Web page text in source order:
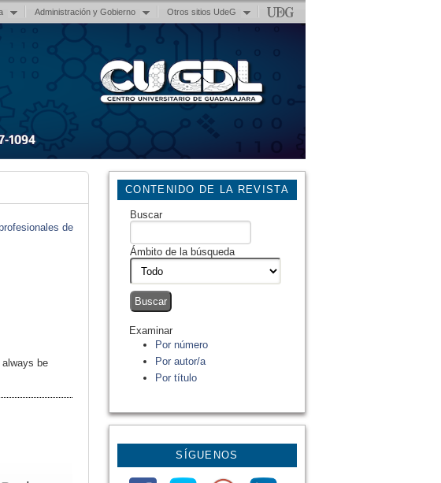
Administración y Gobierno Otros sitios UdeG
CONTENIDO DE LA REVISTA
Buscar
Ámbito de la búsqueda
Examinar
Por número
Por autor/a
Por título
SÍGUENOS
de
be